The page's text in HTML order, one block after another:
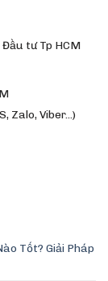
tư Tp HCM
Zalo, Viber…)
Tốt? Giải Pháp